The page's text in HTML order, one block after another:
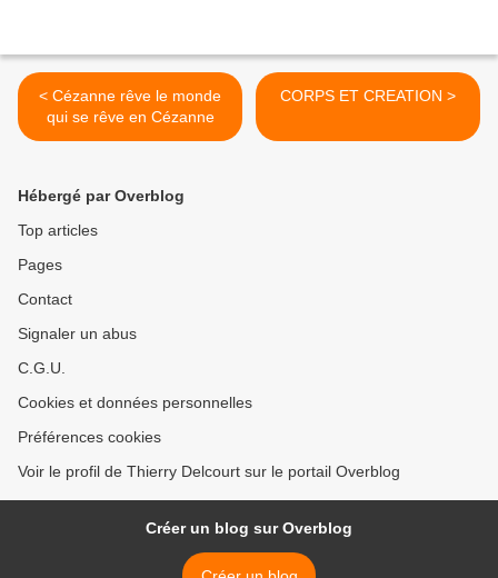
< Cézanne rêve le monde
qui se rêve en Cézanne
CORPS ET CREATION >
Hébergé par Overblog
Top articles
Pages
Contact
Signaler un abus
C.G.U.
Cookies et données personnelles
Préférences cookies
Voir le profil de Thierry Delcourt sur le portail Overblog
Créer un blog sur Overblog